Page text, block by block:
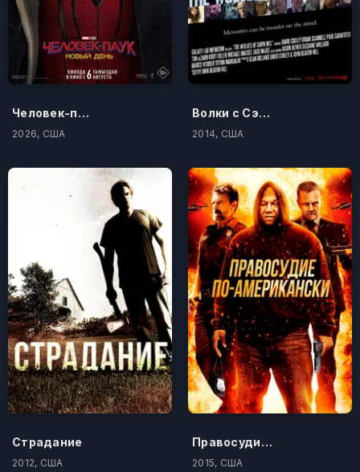
Человек-паук: Новый день
2026, США
Волки с Сэйвин-Хилл
2014, США
Страдание
2012, США
Правосудие по-американски
2015, США